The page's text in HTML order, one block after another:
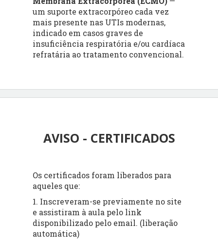
um suporte extracorpóreo cada vez
mais presente nas UTIs modernas,
indicado em casos graves de
insuficiência respiratória e/ou cardíaca
refratária ao tratamento convencional.
AVISO - CERTIFICADOS
Os certificados foram liberados para
aqueles que:
1. Inscreveram-se previamente no site
e assistiram à aula pelo link
disponibilizado pelo email. (liberação
automática)